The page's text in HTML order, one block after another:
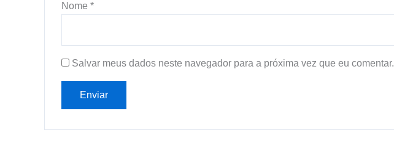
Nome *
Salvar meus dados neste navegador para a próxima vez que eu comentar.